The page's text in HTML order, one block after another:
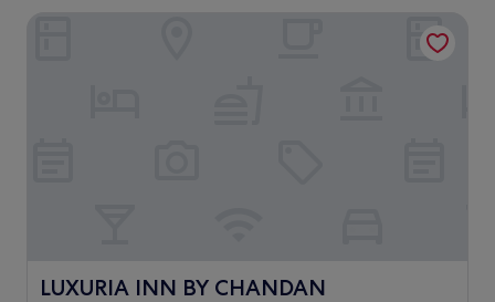
de
21 €
LUXURIA INN BY CHANDAN
LUXURIA INN BY CHANDAN